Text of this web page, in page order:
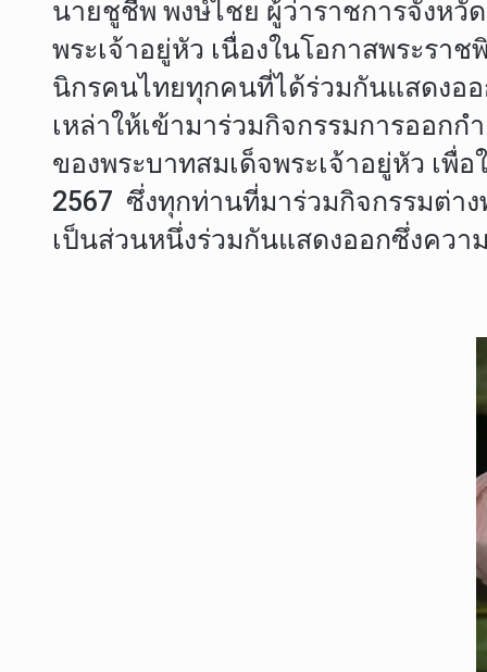
นายชูชีพ พงษ์ไชย ผู้ว่าราชการจังหวั
พระเจ้าอยู่หัว เนื่องในโอกาสพระรา
นิกรคนไทยทุกคนที่ได้ร่วมกันแสดงอ
เหล่าให้เข้ามาร่วมกิจกรรมการออก
ของพระบาทสมเด็จพระเจ้าอยู่หัว เพื่
2567 ซึ่งทุกท่านที่มาร่วมกิจกรรมต่า
เป็นส่วนหนึ่งร่วมกันแสดงออกซึ่งคว